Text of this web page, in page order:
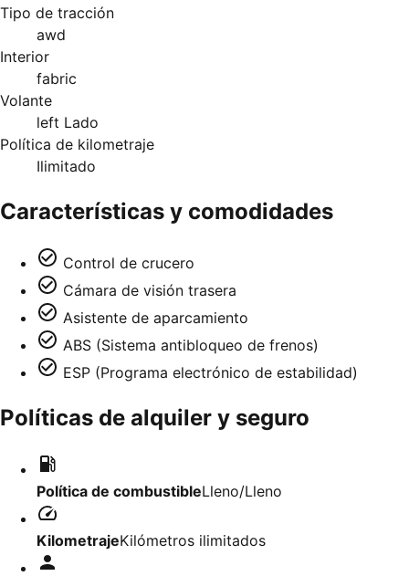
Tipo de tracción
awd
Interior
fabric
Volante
left Lado
Política de kilometraje
Ilimitado
Características y comodidades
Control de crucero
Cámara de visión trasera
Asistente de aparcamiento
ABS (Sistema antibloqueo de frenos)
ESP (Programa electrónico de estabilidad)
Políticas de alquiler y seguro
Política de combustibleLleno/Lleno
KilometrajeKilómetros ilimitados